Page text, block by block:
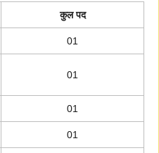
कुल पद
01
01
01
01